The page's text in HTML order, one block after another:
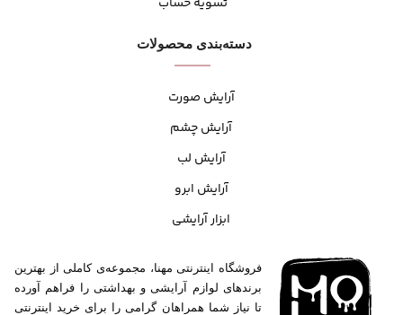
دسته‌بندی محصولات
آرایش صورت
آرایش چشم
آرایش لب
آرایش ابرو
ابزار آرایشی
فروشگاه اینترنتی مهنا، مجموعه‌ی کاملی از بهترین
برندهای لوازم آرایشی و بهداشتی را فراهم آورده
تا نیاز شما همراهان گرامی را برای خرید اینترنتی